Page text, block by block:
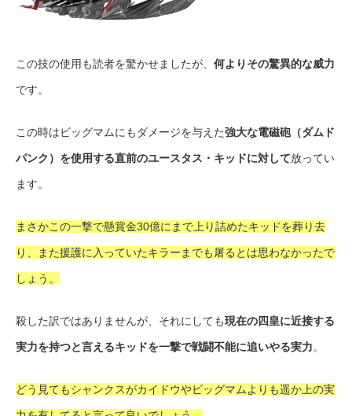
この技の使用も読者を驚かせましたが、 何よりその驚異的な威力
です。
この時はビッグマムにもダメージを与えた強大な電磁砲（ダムド
パンク）を使用する直前のユースタス・キッドに対して放ってい
ます。
まさかこの一撃で懸賞金30億にまで上り詰めたキッドを葬り去
り、また援護に入っていたキラーまでも屠るとは思わなかったで
しょう。
殺した訳ではありませんが、それにしても現在の四皇に近接する
実力を持つと言えるキッドを一撃で戦闘不能に追いやる実力。
どう見てもシャンクスがカイドウやビッグマムよりも遥か上の実